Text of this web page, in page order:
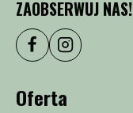
ZAOBSERWUJ NAS!
Oferta